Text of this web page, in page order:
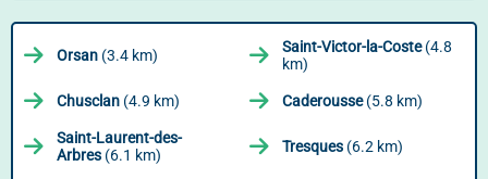
Orsan (3.4 km) Saint-Victor-la-Coste(4.8
km)
Chusclan (4.9 km) Caderousse(5.8 km)
Saint-Laurent-des-
Arbres (6.1 km) Tresques (6.2 km)